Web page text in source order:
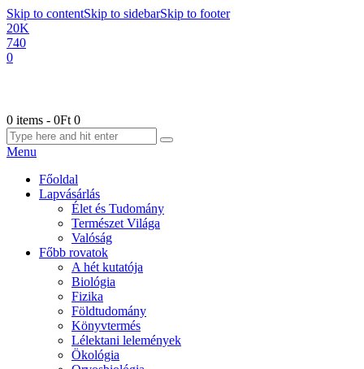
Skip to contentSkip to sidebarSkip to footer
20K
740
0
0 items - 0Ft 0
Menu
Főoldal
Lapvásárlás
Élet és Tudomány
Természet Világa
Valóság
Főbb rovatok
A hét kutatója
Biológia
Fizika
Földtudomány
Könyvtermés
Lélektani lelemények
Ökológia